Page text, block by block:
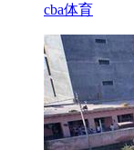
cba体育